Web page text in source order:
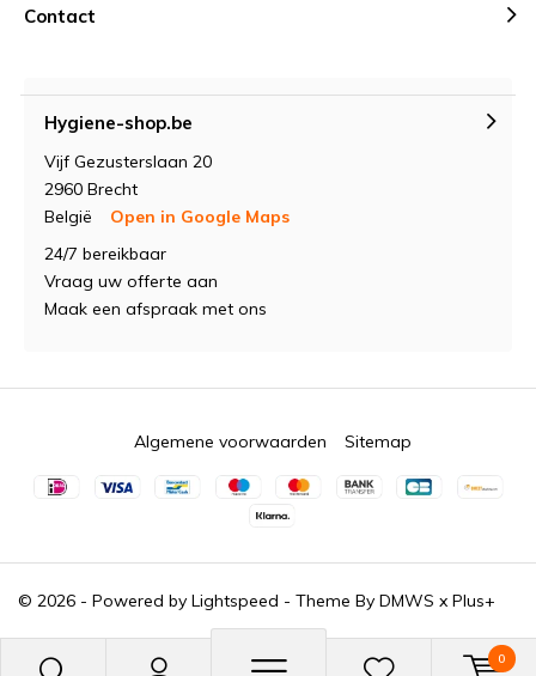
0
Contact
Hygiene-shop.be
Vijf Gezusterslaan 20
2960 Brecht
België
Open in Google Maps
24/7 bereikbaar
Vraag uw offerte aan
Maak een afspraak met ons
© 2026 - Powered by Lightspeed - Theme By DMWS x Plus+
Algemene voorwaarden Sitemap